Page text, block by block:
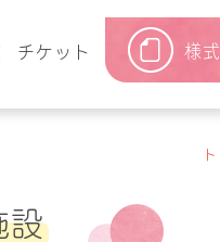
チケット 様
設